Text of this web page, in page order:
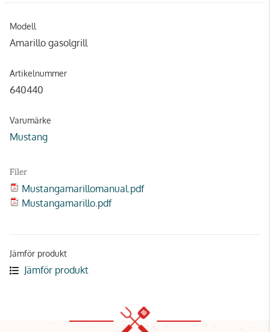
Modell
Amarillo gasolgrill
Artikelnummer
640440
Varumärke
Mustang
Filer
Mustangamarillomanual.pdf
Mustangamarillo.pdf
Jämför produkt
Jämför produkt